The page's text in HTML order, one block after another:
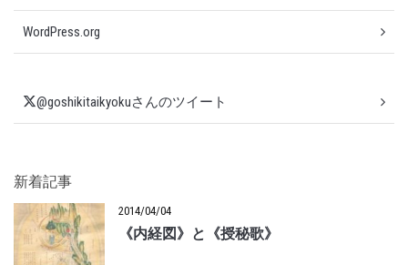
WordPress.org
@goshikitaikyokuさんのツイート
新着記事
2014/04/04
《内経図》と《授秘歌》